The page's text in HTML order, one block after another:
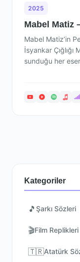
2025
Mabel Matiz
Mabel Matiz’in
İsyankar Çığlığı
sunduğu her
Kategoriler
🎵 Şarkı Sözleri
🎬Film Replikleri
🇹🇷Atatürk